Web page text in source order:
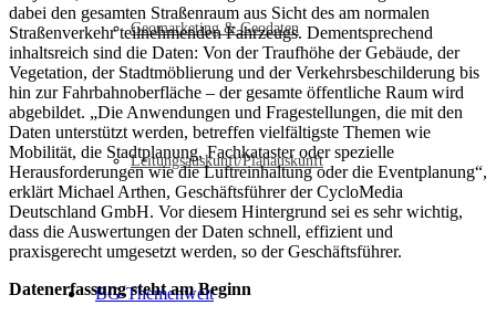
Geomarketing & Geodaten
Leitungsauskunft/Planauskunft
BG-Themenwelt
dabei den gesamten Straßenraum aus Sicht des am normalen
Straßenverkehr teilnehmenden Fahrzeugs. Dementsprechend
inhaltsreich sind die Daten: Von der Traufhöhe der Gebäude, der
Vegetation, der Stadtmöblierung und der Verkehrsbeschilderung bis
hin zur Fahrbahnoberfläche – der gesamte öffentliche Raum wird
abgebildet. „Die Anwendungen und Fragestellungen, die mit den
Daten unterstützt werden, betreffen vielfältigste Themen wie
Mobilität, die Stadtplanung, Fachkataster oder spezielle
Herausforderungen wie die Luftreinhaltung oder die Eventplanung“,
erklärt Michael Arthen, Geschäftsführer der CycloMedia
Deutschland GmbH. Vor diesem Hintergrund sei es sehr wichtig,
dass die Auswertungen der Daten schnell, effizient und
praxisgerecht umgesetzt werden, so der Geschäftsführer.
Datenerfassung steht am Beginn